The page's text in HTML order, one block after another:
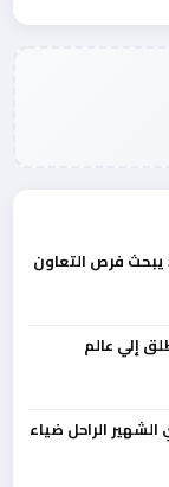
يبحث فرص التعاون
إلي عالم
الراحل ضياء